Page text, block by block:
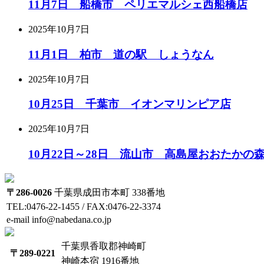
11月7日 船橋市 ペリエマルシェ西船橋店
2025年10月7日
11月1日 柏市 道の駅 しょうなん
2025年10月7日
10月25日 千葉市 イオンマリンピア店
2025年10月7日
10月22日～28日 流山市 高島屋おおたかの
〒286-0026 千葉県成田市本町 338番地
TEL:0476-22-1455 / FAX:0476-22-3374
e-mail info@nabedana.co.jp
〒289-0221
千葉県香取郡神崎町
神崎本宿 1916番地